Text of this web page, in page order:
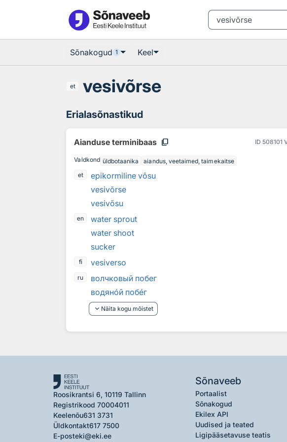
Sõnakogud 1 Keel
et vesivõrse
Erialasõnastikud
Aianduse terminibaas content_copy ID 508101
Valdkond üldbotaanika
aiandus, veetaimed, taimekaitse
et
epikormiline võsu
vesivõrse
vesivõsu
en
water sprout
water shoot
sucker
fi vesiverso
ru
волчковый побег
водяной побег
keyboard_arrow_down Näita kogu mõistet
Roosikrantsi 6, 10119 Tallinn
Registrikood 70004011
Keelenõu631 3731
Üldkontakt617 7500
E-posteki@eki.ee
Sõnaveeb
Portaalist
Sõnakogud
Ekilex API
Uudised ja teated
Ligipääsetavuse teatis